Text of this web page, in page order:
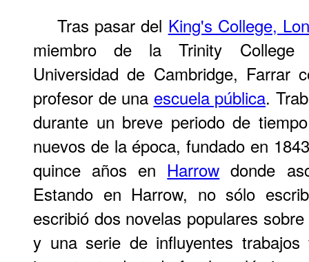
Tras pasar del King's College,
miembro de la Trinity College
Universidad de Cambridge, Farrar
profesor de una escuela pública.
durante un breve periodo de
nuevos de la época, fundado en
quince años en Harrow donde
Estando en Harrow, no sólo
escribió dos novelas populares
y una serie de influyentes